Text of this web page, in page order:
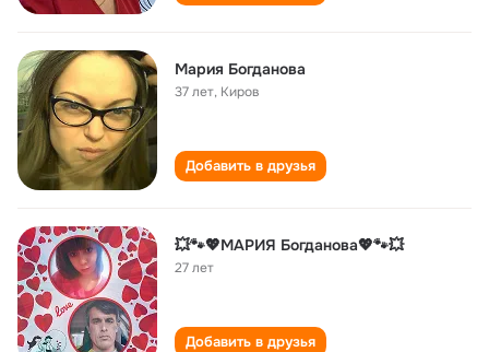
Мария Богданова
37 лет, Киров
Добавить в друзья
💥🐾💖МАРИЯ Богданова💖🐾💥
27 лет
Добавить в друзья